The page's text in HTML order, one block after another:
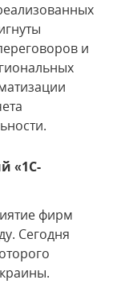
и
«1С-
фирм
Сегодня